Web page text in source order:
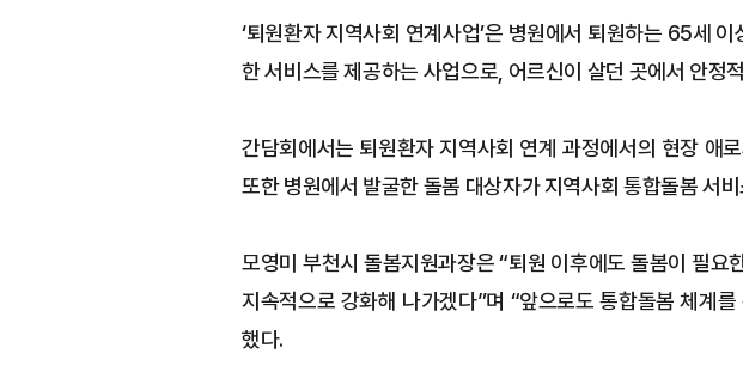
‘퇴원환자 지역사회 연계사업’은 병원에서 퇴원하는 65세
한 서비스를 제공하는 사업으로, 어르신이 살던 곳에서 안정
간담회에서는 퇴원환자 지역사회 연계 과정에서의 현장 애
또한 병원에서 발굴한 돌봄 대상자가 지역사회 통합돌봄 서
모영미 부천시 돌봄지원과장은 “퇴원 이후에도 돌봄이 필
지속적으로 강화해 나가겠다”며 “앞으로도 통합돌봄 체계
했다.